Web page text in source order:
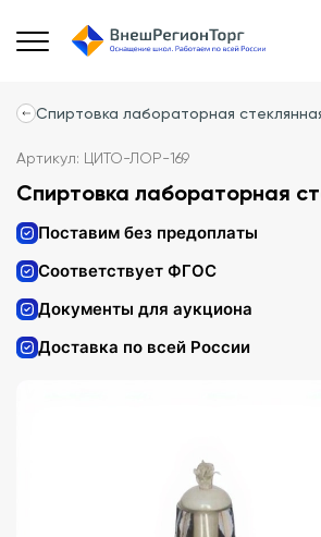
Спиртовка лабораторная
Артикул: ЦИТО-ЛОР-169
Спиртовка лабораторная
Поставим без предоплаты
Соответствует ФГОС
Документы для аукциона
Доставка по всей России